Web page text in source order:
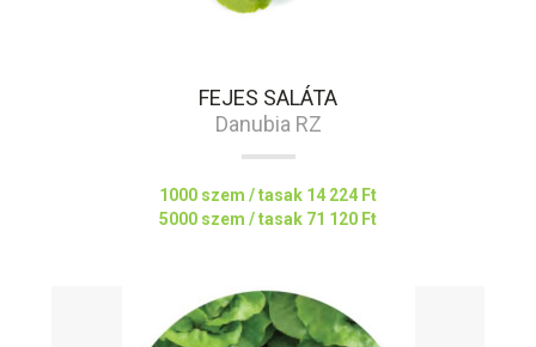
FEJES SALÁTA
Danubia RZ
1000 szem / tasak 14 224 Ft
5000 szem / tasak 71 120 Ft